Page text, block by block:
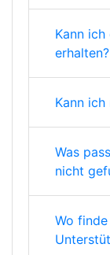
Kann
erhalten?
Kann
Was
nicht
Wo